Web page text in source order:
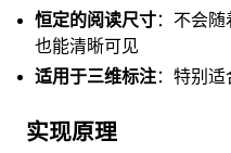
恒定的阅读尺寸：不会
也能清晰可见
适用于三维标注：特别
实现原理